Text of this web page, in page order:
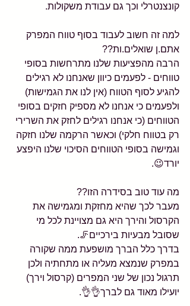
קונצנטרלי וכך גם עבודת משקולות.
למה זה חשוב לעבוד בסוף טווח המפרק
אתם.ן שואלים.ות??
הרבה מהפציעות שלנו מתרחשות בסופי
טווחים - לפעמים כיוון שאנחנו לא רגילים
להגיע לסוף הטווח (אין לנו את הגמישות)
ולפעמים כי אנחנו לא מספיק חזקים בסופי
הטווחים (כי אנחנו רגילים לחזק את השרירי
רק בטווח חלקי) וכאשר הרקמה שלנו חזקה
וגמישה בסופי הטווחים הסיכוי שלנו היפצע
יורד😉.
מה עוד טוב בסידרה הזו??
מעבר לכך שהיא מחזקת ומגמישה את
הקרסול והירך היא גם מצויינת לכל מי
שסובל מבעיות בירכיים🦵.
בדרך כלל הברך מושפעת ממה שקורה
במפרק שנמצא מעליה או מתחתיה ולכן
תרגול נכון של שני המפרים (קרסול וירך)
יועילו מאוד גם לברך👌👌.